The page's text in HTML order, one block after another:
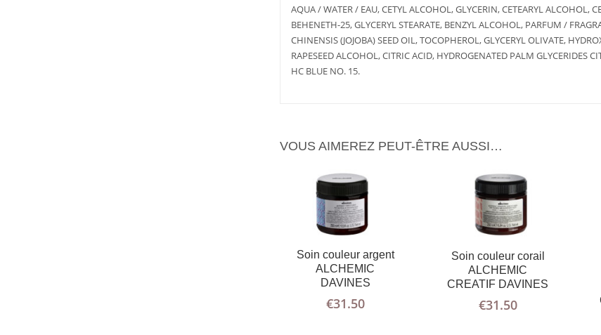
AQUA / WATER / EAU, CETYL ALCOHOL, GLYCERIN, CETEARYL ALCOHOL,
BEHENETH-25, GLYCERYL STEARATE, BENZYL ALCOHOL, PARFUM /
CHINENSIS (JOJOBA) SEED OIL, TOCOPHEROL, GLYCERYL OLIVATE,
RAPESEED ALCOHOL, CITRIC ACID, HYDROGENATED PALM GLYCERIDES
HC BLUE NO. 15.
VOUS AIMEREZ PEUT-ÊTRE AUSSI…
Soin couleur argent
ALCHEMIC
DAVINES
€31.50
AJOUTER
AU PANIER
PLUS
D'INFOS
Soin couleur corail
ALCHEMIC
CREATIF DAVINES
€31.50
AJOUTER
AU PANIER
PLUS
D'INFOS